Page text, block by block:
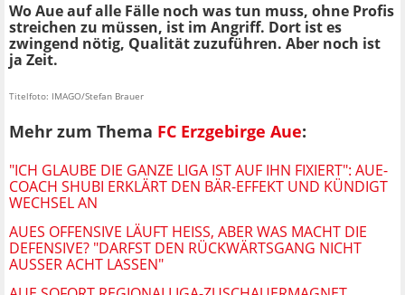
Wo Aue auf alle Fälle noch was tun muss, ohne Profis
streichen zu müssen, ist im Angriff. Dort ist es
zwingend nötig, Qualität zuzuführen. Aber noch ist
ja Zeit.
Titelfoto: IMAGO/Stefan Brauer
Mehr zum Thema FC Erzgebirge Aue:
"ICH GLAUBE DIE GANZE LIGA IST AUF IHN FIXIERT": AUE-
COACH SHUBI ERKLÄRT DEN BÄR-EFFEKT UND KÜNDIGT
WECHSEL AN
AUES OFFENSIVE LÄUFT HEISS, ABER WAS MACHT DIE D
EFENSIVE? "DARFST DEN RÜCKWÄRTSGANG NICHT A
USSER ACHT LASSEN"